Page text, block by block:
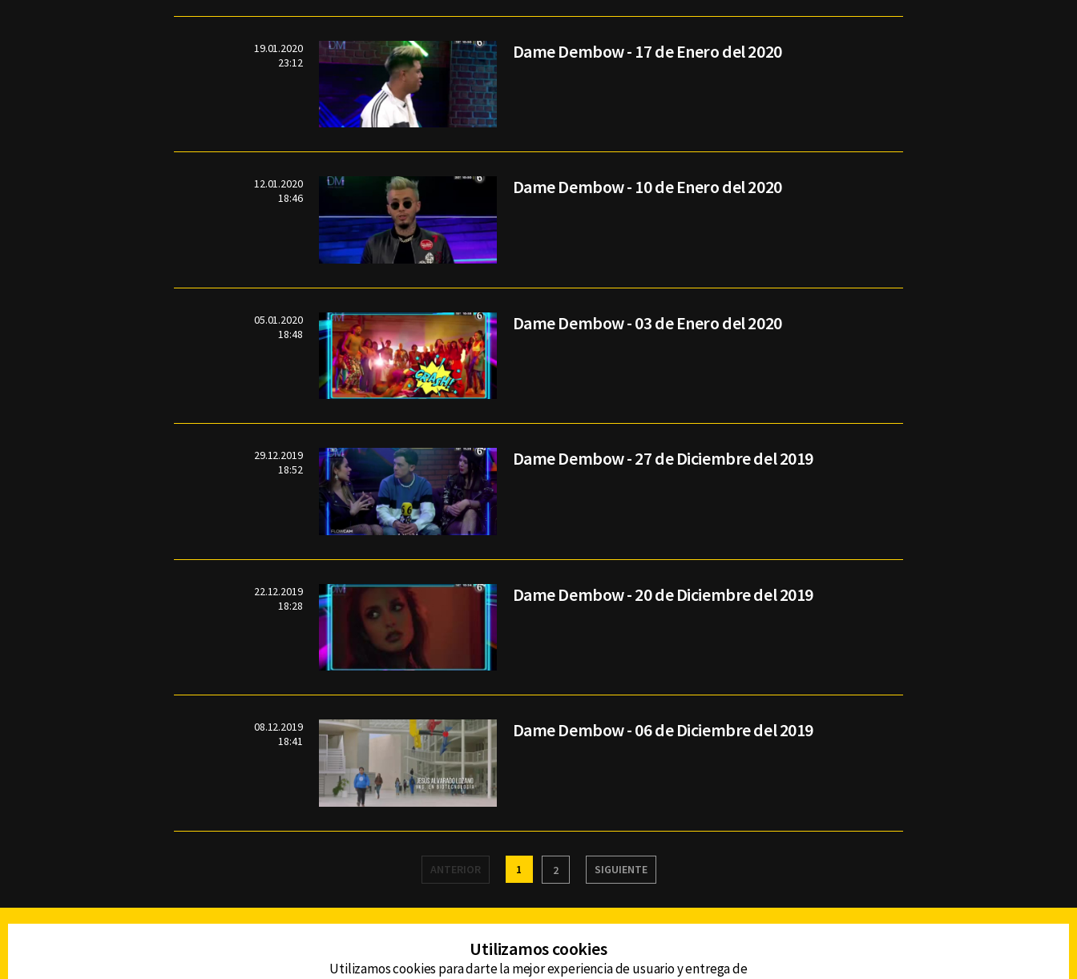
19.01.2020
23:12
Dame Dembow - 17 de Enero del 2020
12.01.2020
18:46
Dame Dembow - 10 de Enero del 2020
05.01.2020
18:48
Dame Dembow - 03 de Enero del 2020
29.12.2019
18:52
Dame Dembow - 27 de Diciembre del 2019
22.12.2019
18:28
Dame Dembow - 20 de Diciembre del 2019
08.12.2019
18:41
Dame Dembow - 06 de Diciembre del 2019
ANTERIOR 1 2 SIGUIENTE
Utilizamos cookies
Utilizamos cookies para darte la mejor experiencia de usuario y entrega de